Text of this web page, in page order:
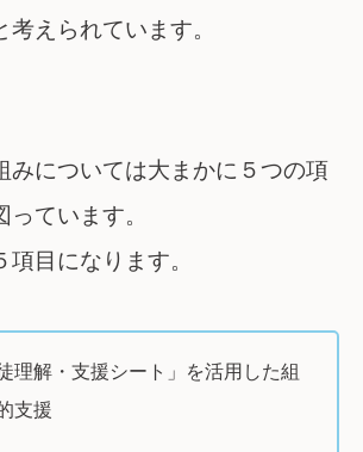
えられています。
みについては大まかに５つの項
ています。
目になります。
理解・支援シート」を活用した組
支援